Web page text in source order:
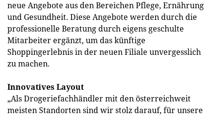
neue Angebote aus den Bereichen Pflege, Ernährung
und Gesundheit. Diese Angebote werden durch die
professionelle Beratung durch eigens geschulte
Mitarbeiter ergänzt, um das künftige
Shoppingerlebnis in der neuen Filiale unvergesslich
zu machen.
Innovatives Layout
„Als Drogeriefachhändler mit den österreichweit
meisten Standorten sind wir stolz darauf, für unsere